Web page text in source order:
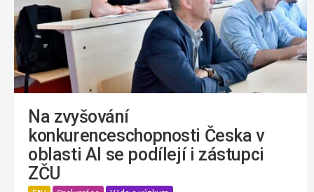
Na zvyšování
konkurenceschopnosti Česka v
oblasti AI se podílejí i zástupci
ZČU